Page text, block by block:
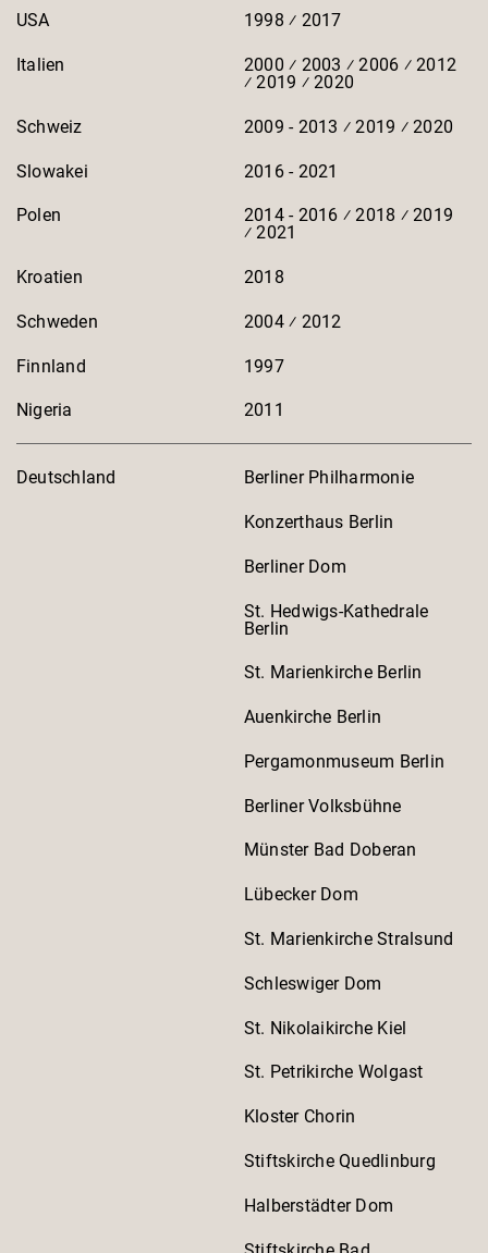
USA 1998 ⁄ 2017
Italien
2000 ⁄ 2003 ⁄ 2006 ⁄ 2012
⁄ 2019 ⁄ 2020
Schweiz 2009 - 2013 ⁄ 2019 ⁄ 2020
Slowakei 2016 - 2021
Polen
2014 - 2016 ⁄ 2018 ⁄ 2019
⁄ 2021
Kroatien 2018
Schweden 2004 ⁄ 2012
Finnland 1997
Nigeria 2011
Deutschland Berliner Philharmonie
Konzerthaus Berlin
Berliner Dom
St. Hedwigs-Kathedrale
Berlin
St. Marienkirche Berlin
Auenkirche Berlin
Pergamonmuseum Berlin
Berliner Volksbühne
Münster Bad Doberan
Lübecker Dom
St. Marienkirche Stralsund
Schleswiger Dom
St. Nikolaikirche Kiel
St. Petrikirche Wolgast
Kloster Chorin
Stiftskirche Quedlinburg
Halberstädter Dom